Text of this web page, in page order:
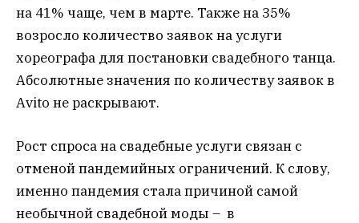
на 41% чаще, чем в марте. Также на 35%
возросло количество заявок на услуги
хореографа для постановки свадебного танца.
Абсолютные значения по количеству заявок в
Avito не раскрывают.
Рост спроса на свадебные услуги связан с
отменой пандемийных ограничений. К слову,
именно пандемия стала причиной самой
необычной свадебной моды – в